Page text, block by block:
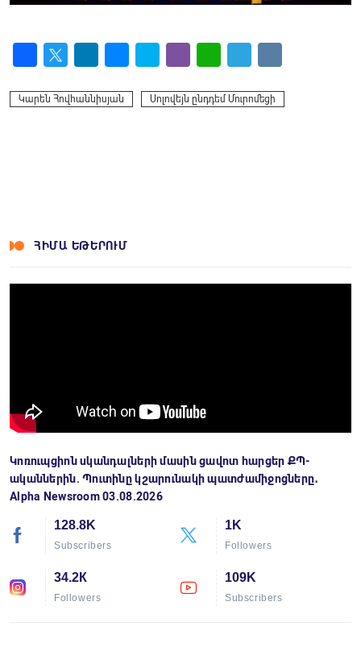
Կարեն Հովհաննիսյան Սոլովեյն ընդդեմ Մուրոմեցի
ՀԻՄԱ ԵԹԵՐՈՒՄ
Կոռուպցիոն սկանդալների մասին ցավոտ հարցեր ՔՊ-
ականներին. Պուտինը կշարունակի պատժամիջոցները․
Alpha Newsroom 03.08.2026
128.8K
Subscribers
1K
Followers
34.2К
Followers
109K
Subscribers